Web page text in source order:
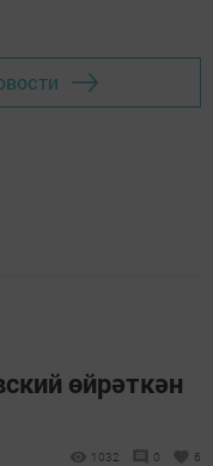
өйрәткән
1032 0 6